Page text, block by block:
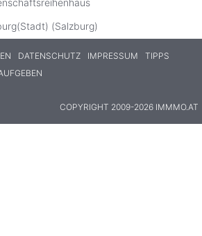
(Salzburg)
DATENSCHUTZ IMPRESSUM
TIPPS
COPYRIGHT 2009-2026 IMMMO.AT